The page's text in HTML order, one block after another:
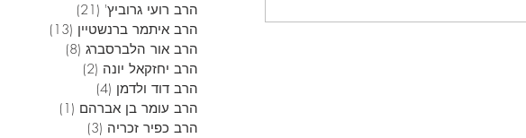
הרב רועי גרוביץ' (21)
הרב איתמר ברנשטיין (13)
הרב אור הלברסברג (8)
הרב יחזקאל יונה (2)
הרב דוד ולדמן (4)
הרב עומר בן אברהם (1)
הרב כפיר זכריה (3)